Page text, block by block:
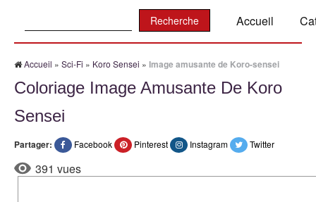
Accueil
Accueil » Sci-Fi » Koro Sensei » Image amusante de Koro-sensei
Coloriage Image Amusante De Koro
Sensei
Partager: Facebook Pinterest Instagram Twitter
391 vues